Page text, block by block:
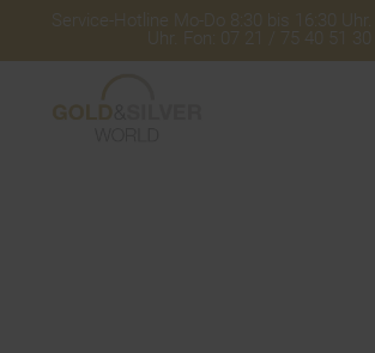
Service-Hotline Mo-Do 8:30 bis 16:30
Uhr. Fon: 07 21 / 75 40 51 30